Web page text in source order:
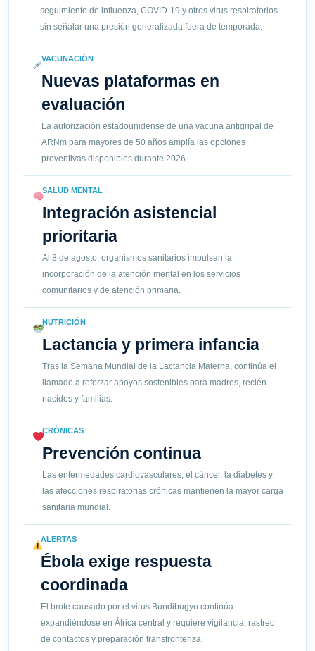
seguimiento de influenza, COVID-19 y otros virus respiratorios
sin señalar una presión generalizada fuera de temporada.
VACUNACIÓN
Nuevas plataformas en
evaluación
La autorización estadounidense de una vacuna antigripal de
ARNm para mayores de 50 años amplía las opciones
preventivas disponibles durante 2026.
SALUD MENTAL
Integración asistencial
prioritaria
Al 8 de agosto, organismos sanitarios impulsan la
incorporación de la atención mental en los servicios
comunitarios y de atención primaria.
NUTRICIÓN
Lactancia y primera infancia
Tras la Semana Mundial de la Lactancia Materna, continúa el
llamado a reforzar apoyos sostenibles para madres, recién
nacidos y familias.
CRÓNICAS
Prevención continua
Las enfermedades cardiovasculares, el cáncer, la diabetes y
las afecciones respiratorias crónicas mantienen la mayor carga
sanitaria mundial.
ALERTAS
Ébola exige respuesta
coordinada
El brote causado por el virus Bundibugyo continúa
expandiéndose en África central y requiere vigilancia, rastreo
de contactos y preparación transfronteriza.